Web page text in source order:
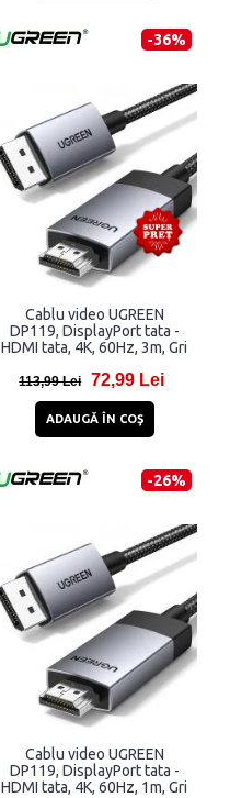
-36%
Cablu video UGREEN
DP119, DisplayPort tata -
HDMI tata, 4K, 60Hz, 3m, Gri
113,99 Lei 72,99 Lei
ADAUGĂ ÎN COŞ
-26%
Cablu video UGREEN
DP119, DisplayPort tata -
HDMI tata, 4K, 60Hz, 1m, Gri